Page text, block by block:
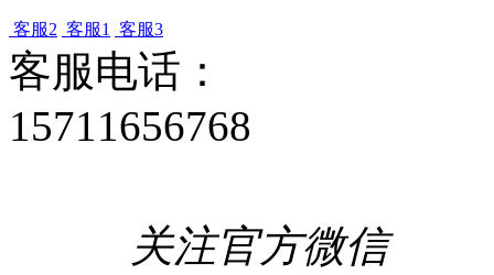
客服2 客服1 客服3
客服电话：
15711656768
关注官方微信